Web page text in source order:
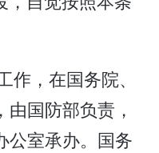
，在国务院、
国防部负责，
公室承办。国务